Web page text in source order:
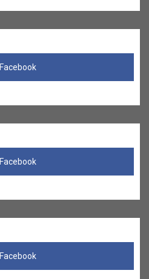
Facebook
Facebook
Facebook